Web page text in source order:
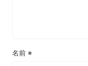
名前 ※